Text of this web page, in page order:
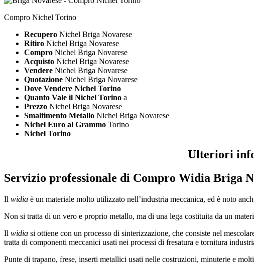
Compro Nichel Torino
Recupero Nichel Briga Novarese
Ritiro Nichel Briga Novarese
Compro Nichel Briga Novarese
Acquisto Nichel Briga Novarese
Vendere Nichel Briga Novarese
Quotazione Nichel Briga Novarese
Dove Vendere Nichel Torino
Quanto Vale il Nichel Torino a
Prezzo Nichel Briga Novarese
Smaltimento Metallo Nichel Briga Novarese
Nichel Euro al Grammo Torino
Nichel Torino
Ulteriori
Servizio professionale di Compro Widia Briga
Il widia è un materiale molto utilizzato nell’industria meccanica, ed è noto
Non si tratta di un vero e proprio metallo, ma di una lega costituita da un
Il widia si ottiene con un processo di sinterizzazione, che consiste nel
tratta di componenti meccanici usati nei processi di fresatura e tornitura
Punte di trapano, frese, inserti metallici usati nelle costruzioni, minuterie e